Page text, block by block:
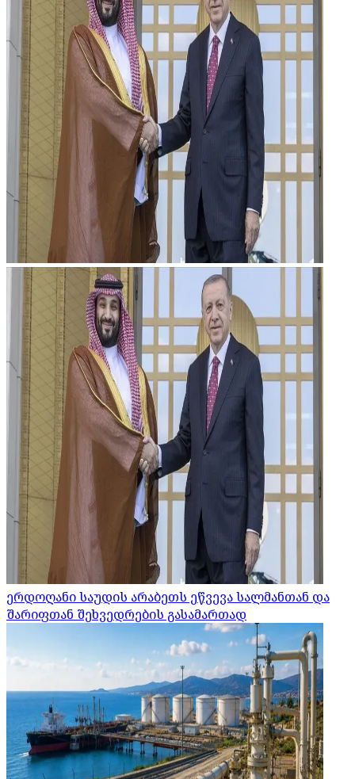
ერდოღანი საუდის არაბეთს ეწვევა სალმანთან და
შარიფთან შეხვედრების გასამართად